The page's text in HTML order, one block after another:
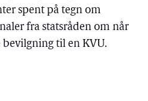
spent på tegn om
fra statsråden om når
bevilgning til en KVU.